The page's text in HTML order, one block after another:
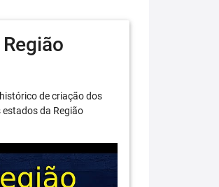
de criação dos
da Região